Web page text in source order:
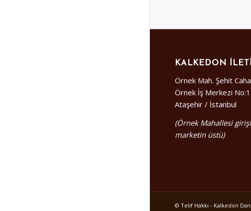
KALKEDON
Örnek Mah. Şehit
Örnek İş Merkezi
Ataşehir / İstanbul
(Örnek Mahallesi
marketin üstü)
© Telif Hakkı - Kalkedon